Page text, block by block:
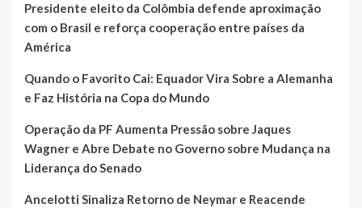
Presidente eleito da Colômbia defende aproximação
com o Brasil e reforça cooperação entre países da
América
Quando o Favorito Cai: Equador Vira Sobre a Alemanha
e Faz História na Copa do Mundo
Operação da PF Aumenta Pressão sobre Jaques
Wagner e Abre Debate no Governo sobre Mudança na
Liderança do Senado
Ancelotti Sinaliza Retorno de Neymar e Reacende